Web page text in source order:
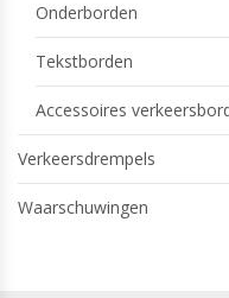
Onderborden
Tekstborden
Accessoires
Verkeersdrempels
Waarschuwingen